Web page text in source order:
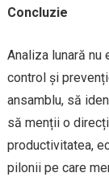
Concluzie
Analiza lunară
control și
ansamblu, să
să menții o
productivitatea,
pilonii pe care